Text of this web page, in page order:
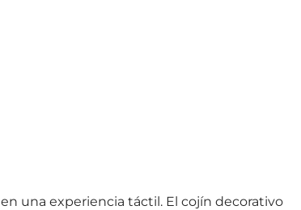
una experiencia táctil. El cojín decorativo